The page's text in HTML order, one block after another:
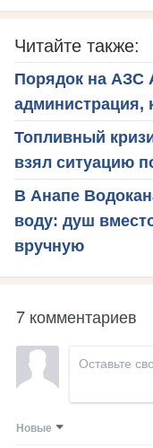
Читайте также:
Порядок на АЗС
администрация,
Топливный
взял ситуацию
В Анапе
воду: душ
вручную
7 комментариев
Новые